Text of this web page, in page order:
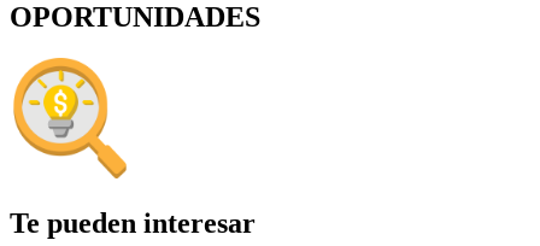
OPORTUNIDADES
Te pueden interesar